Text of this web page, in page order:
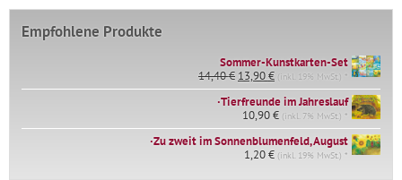
Empfohlene Produkte
Sommer-Kunstkarten-Set
14,40€ Ursprünglicher
Preis
war:
14,40 €
13,90€Aktueller
Preis
ist:
13,90 €.
(inkl. 19% MwSt.) *
∙Tierfreunde im Jahreslauf
10,90€ (inkl. 7% MwSt.) *
∙Zu zweit im Sonnenblumenfeld, August
1,20€ (inkl. 19% MwSt.) *